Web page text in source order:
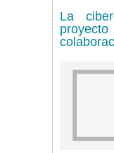
La